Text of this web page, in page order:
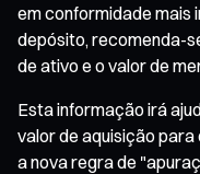
em conformidade mais
depósito, recomenda-
de ativo e o valor de
Esta informação irá
valor de aquisição
a nova regra de